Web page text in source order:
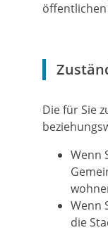
Die für Sie
Wenn
Wenn
die